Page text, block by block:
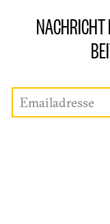
NACHRICHT
Emailadresse